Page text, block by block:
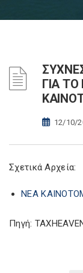
ΓΙΑ
12/10/
Σχετικά Αρχεία:
ΝΕΑ
Πηγή: